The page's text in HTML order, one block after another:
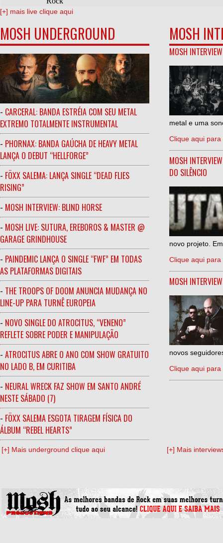
[+] mais live clique aqui
MOSH UNDERGROUND
- CARCERAL: BANDA ESTRÉIA COM SEU METAL
EXTREMO TOTALMENTE INSTRUMENTAL
- PHORNAX: BANDA GAÚCHA DE HEAVY METAL
LANÇA O DEBUT “HELLFORGE”
- FÖXX SALEMA: LANÇA SINGLE “DEAD FLIES
RISING”
- MOSH INTERVIEW: BLIND HORSE
- MOSH LIVE: SUTURA, EREBOROS & MASTER @
GARAGE GRINDHOUSE
- PAINDEMIC LANÇA O SINGLE “FWF” EM TODAS
AS PLATAFORMAS DIGITAIS
- THE TROOPS OF DOOM ANUNCIA MUDANÇA NO
LINE-UP PARA TURNÊ EUROPEIA
- NOVO SINGLE DO ATROCITUS, “VENENO”
REFLETE SOBRE PODER E MANIPULAÇÃO
- ATROCITUS ABRE O ANO COM SHOW GRATUITO
NO LADO B, EM CURITIBA
- NEURAL WRECK FAZ SHOW EM SANTO ANDRÉ
NESTE SÁBADO (7)
- FÖXX SALEMA ESGOTA TIRAGEM FÍSICA DO
ÁLBUM “REBEL HEARTS”
MOSH
MOSH
metal e uma
Clique aqui para
MOSH
DO SILÊNCIO
novo projeto.
Clique aqui para
MOSH
novos
Clique aqui para
[+] Mais underground clique aqui [+] Mais